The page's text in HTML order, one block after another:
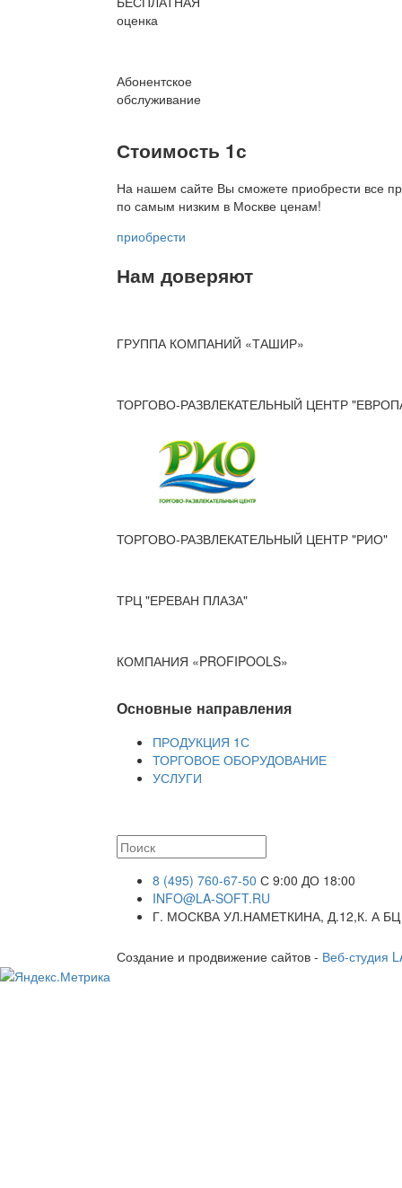
оценка
Абонентское
обслуживание
Стоимость 1с
На нашем сайте Вы сможете приобрести все
по самым низким в Москве ценам!
приобрести
Нам доверяют
ГРУППА КОМПАНИЙ «ТАШИР»
ТОРГОВО-РАЗВЛЕКАТЕЛЬНЫЙ ЦЕНТР
ТОРГОВО-РАЗВЛЕКАТЕЛЬНЫЙ ЦЕНТР "РИО"
ТРЦ "ЕРЕВАН ПЛАЗА"
КОМПАНИЯ «PROFIPOOLS»
Основные направления
ПРОДУКЦИЯ 1С
ТОРГОВОЕ ОБОРУДОВАНИЕ
УСЛУГИ
8 (495) 760-67-50 С 9:00 ДО 18:00
INFO@LA-SOFT.RU
Г. МОСКВА УЛ.НАМЕТКИНА, Д.12,К. А
Создание и продвижение сайтов - Веб-студия